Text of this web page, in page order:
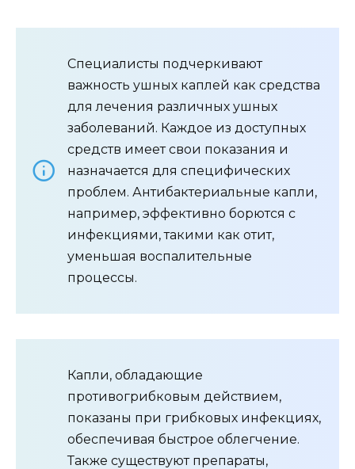
Специалисты подчеркивают
важность ушных каплей как средства
для лечения различных ушных
заболеваний. Каждое из доступных
средств имеет свои показания и
назначается для специфических
проблем. Антибактериальные капли,
например, эффективно борются с
инфекциями, такими как отит,
уменьшая воспалительные
процессы.
Капли, обладающие
противогрибковым действием,
показаны при грибковых инфекциях,
обеспечивая быстрое облегчение.
Также существуют препараты,